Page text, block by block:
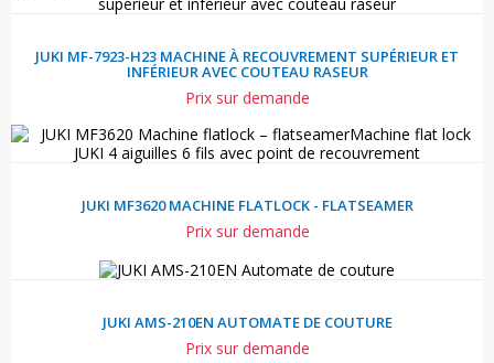
JUKI MF-7923-H23 MACHINE À RECOUVREMENT SUPÉRIEUR ET
INFÉRIEUR AVEC COUTEAU RASEUR
Prix sur demande
JUKI MF3620 MACHINE FLATLOCK - FLATSEAMER
Prix sur demande
JUKI AMS-210EN AUTOMATE DE COUTURE
Prix sur demande